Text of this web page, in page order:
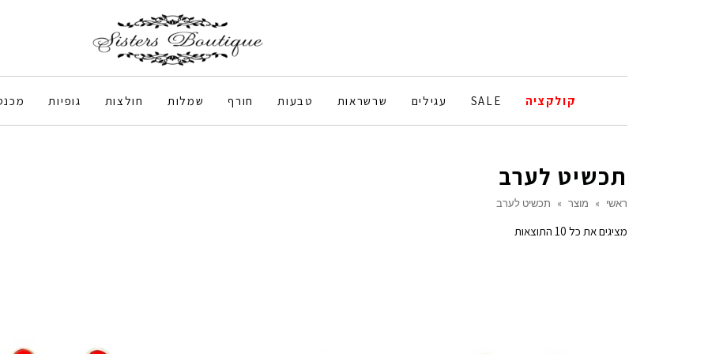
קולקציה SALE עגילים שרשראות טבעות חורף שמלות חולצות גופיות
תכשיט לערב
ראשי » מוצר » תכשיט לערב
מציגים את כל ⁦10⁩ התוצאות